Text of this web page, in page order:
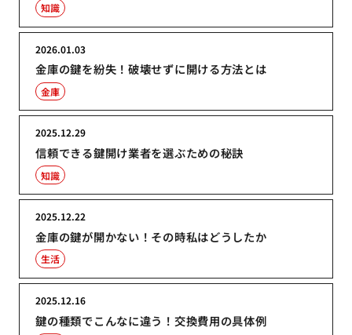
知識
金庫の鍵を紛失！破壊せずに開ける方法とは
2026.01.03
金庫
信頼できる鍵開け業者を選ぶための秘訣
2025.12.29
知識
金庫の鍵が開かない！その時私はどうしたか
2025.12.22
生活
鍵の種類でこんなに違う！交換費用の具体例
2025.12.16